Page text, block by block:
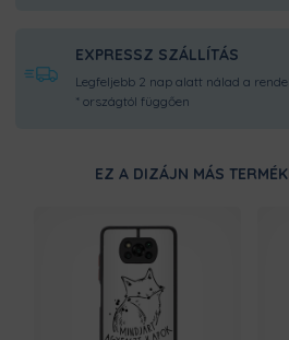
EXPRESSZ SZÁLLÍTÁS
Legfeljebb 2 nap alatt nálad a
* országtól függően
EZ A DIZÁJN MÁS